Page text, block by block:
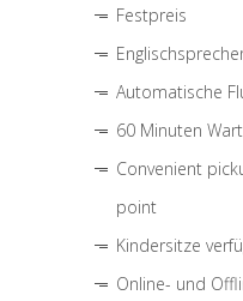
Festpreis
Automatische
60 Minuten
Convenient
point
Kindersitze
Online- und